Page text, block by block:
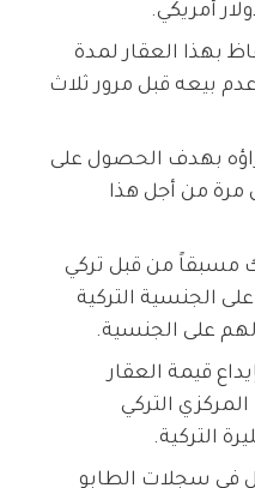
بهذا العقار لمدة
بيعه قبل مرور ثلاث
بهدف الحصول على
مرة من أجل هذا
مسبقاً من قبل تركي
الجنسية التركية
على الجنسية.
قيمة العقار
التركي
التركية.
في سجلات الطابو